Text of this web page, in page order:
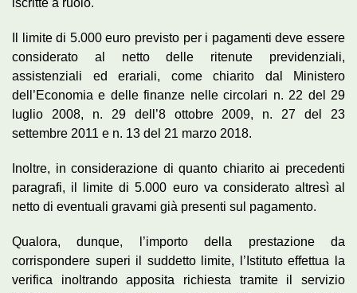
Il limite di 5.000 euro previsto per i pagamenti deve essere
considerato al netto delle ritenute previdenziali,
assistenziali ed erariali, come chiarito dal Ministero
dell’Economia e delle finanze nelle circolari n. 22 del 29
luglio 2008, n. 29 dell’8 ottobre 2009, n. 27 del 23
settembre 2011 e n. 13 del 21 marzo 2018.
Inoltre, in considerazione di quanto chiarito ai precedenti
paragrafi, il limite di 5.000 euro va considerato altresì al
netto di eventuali gravami già presenti sul pagamento.
Qualora, dunque, l’importo della prestazione da
corrispondere superi il suddetto limite, l’Istituto effettua la
verifica inoltrando apposita richiesta tramite il servizio